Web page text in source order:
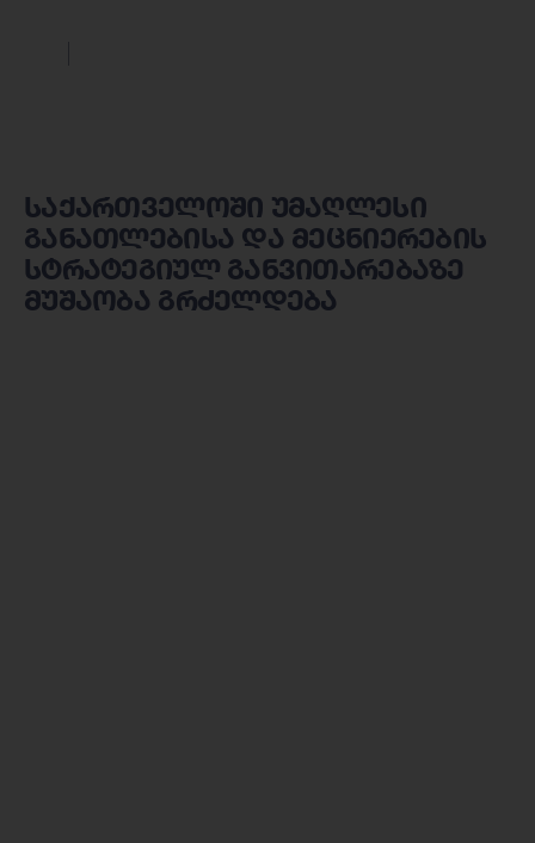
საქართველოში უმაღლესი
განათლებისა და მეცნიერების
სტრატეგიულ განვითარებაზე
მუშაობა გრძელდება